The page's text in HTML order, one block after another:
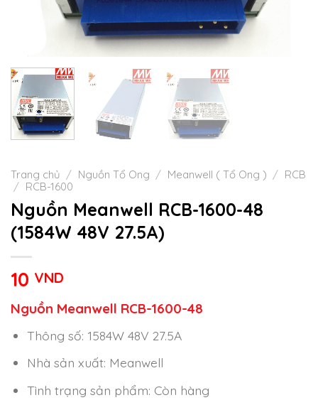
Trang chủ / Nguồn Tổ Ong / Meanwell ( Tổ Ong ) / RCB
/ RCB-1600
Nguồn Meanwell RCB-1600-48
(1584W 48V 27.5A)
10 VND
Nguồn Meanwell RCB-1600-48
Thông số: 1584W 48V 27.5A
Nhà sản xuất: Meanwell
Tình trạng sản phẩm: Còn hàng